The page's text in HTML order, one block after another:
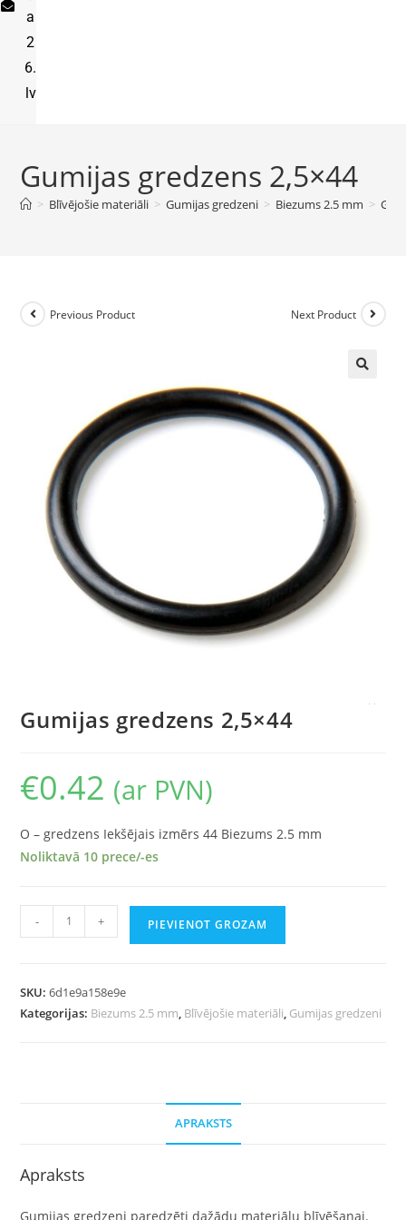
a
2
6.
lv
Gumijas gredzens 2,5×44
> Blīvējošie materiāli > Gumijas gredzeni > Biezums 2.5 mm >
Previous Product Next Product
Gumijas gredzens 2,5×44
€0.42 (ar PVN)
O – gredzens Iekšējais izmērs 44 Biezums 2.5 mm
Noliktavā 10 prece/-es
- + PIEVIENOT GROZAM
SKU:6d1e9a158e9e
Kategorijas: Biezums 2.5 mm, Blīvējošie materiāli, Gumijas gredzeni
APRAKSTS
Apraksts
Gumijas gredzeni paredzēti dažādu materiālu blīvēšanai.